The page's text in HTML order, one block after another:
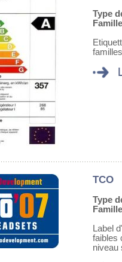
Type
TCO
Type
Label
faibles
niveau